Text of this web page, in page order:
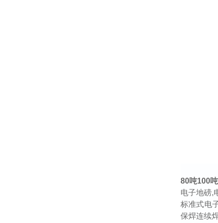
80吨100吨
电子地磅,
标准式电
保焊连续